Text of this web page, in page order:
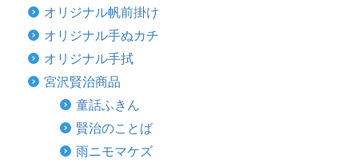
オリジナル帆前掛け
オリジナル手ぬカチ
オリジナル手拭
宮沢賢治商品
童話ふきん
賢治のことば
雨ニモマケズ